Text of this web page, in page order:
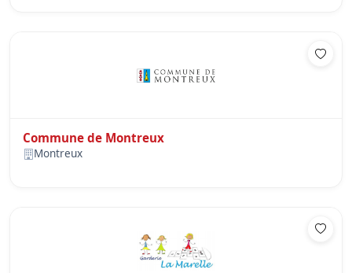
Commune de Montreux
Montreux